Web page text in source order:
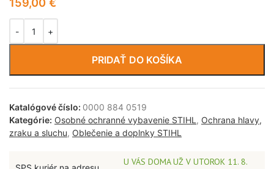
PRIDAŤ DO KOŠÍKA
Katalógové číslo: 0000 884 0519
Kategórie: Osobné ochranné vybavenie STIHL , Ochrana hlavy,
zraku a sluchu, Oblečenie a doplnky STIHL
U VÁS DOMA UŽ V UTOROK 11. 8.